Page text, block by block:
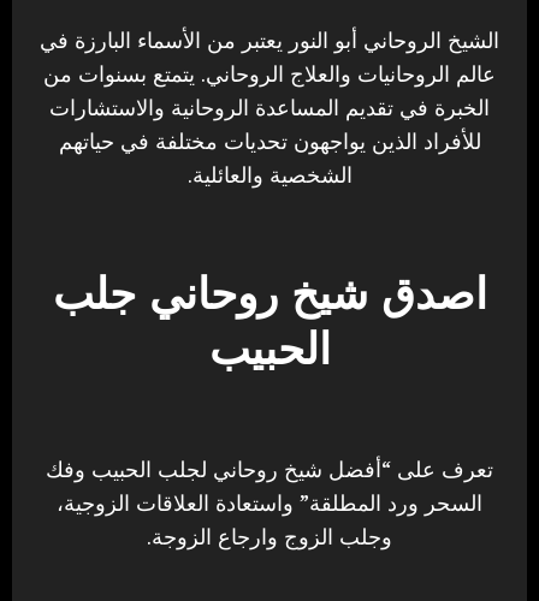
الشيخ الروحاني أبو النور يعتبر من الأسماء البارزة في
عالم الروحانيات والعلاج الروحاني. يتمتع بسنوات من
الخبرة في تقديم المساعدة الروحانية والاستشارات
للأفراد الذين يواجهون تحديات مختلفة في حياتهم
الشخصية والعائلية.
اصدق شيخ روحاني جلب
الحبيب
تعرف على “أفضل شيخ روحاني لجلب الحبيب وفك
السحر ورد المطلقة” واستعادة العلاقات الزوجية،
وجلب الزوج وارجاع الزوجة.